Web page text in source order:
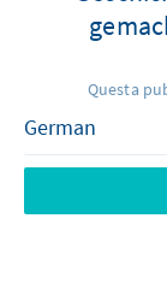
Questa